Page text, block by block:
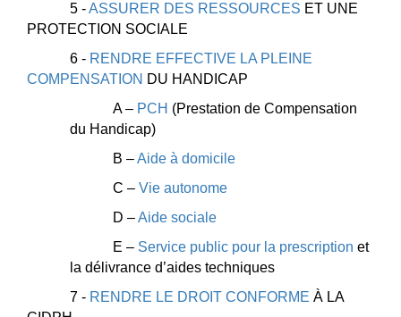
5 -ASSURER DES RESSOURCES ET UNE
PROTECTION SOCIALE
6 - RENDRE EFFECTIVE LA PLEINE
COMPENSATION DU HANDICAP
A – PCH (Prestation de Compensation
du Handicap)
B –Aide à domicile
C – Vie autonome
D –Aide sociale
E – Service public pour la prescription et
la délivrance d’aides techniques
7 - RENDRE LE DROIT CONFORME À LA